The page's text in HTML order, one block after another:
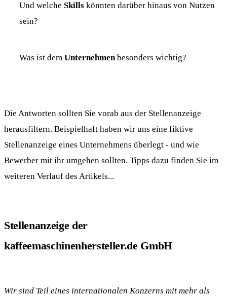
Und welche Skillskönnten darüber hinaus von Nutzen
sein?
Was ist dem Unternehmenbesonders wichtig?
Die Antworten sollten Sie vorab aus der Stellenanzeige
herausfiltern. Beispielhaft haben wir uns eine fiktive
Stellenanzeige eines Unternehmens überlegt - und wie
Bewerber mit ihr umgehen sollten. Tipps dazu finden Sie im
weiteren Verlauf des Artikels...
Stellenanzeige der
kaffeemaschinenhersteller.de GmbH
Wir sind Teil eines internationalen Konzerns mit mehr als